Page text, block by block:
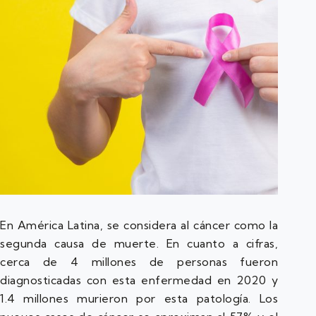
En América Latina, se considera al cáncer como la
segunda causa de muerte. En cuanto a cifras,
cerca de 4 millones de personas fueron
diagnosticadas con esta enfermedad en 2020 y
1.4 millones murieron por esta patología. Los